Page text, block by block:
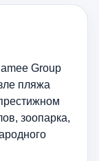
Group
пляжа
зоопарка,